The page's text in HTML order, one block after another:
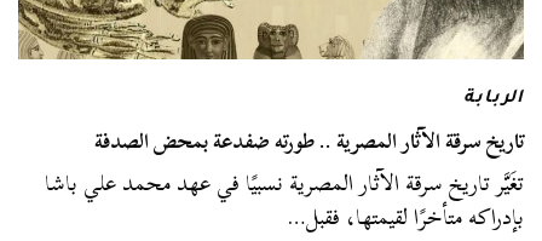
الربابة
تاريخ سرقة الآثار المصرية .. طورته ضفدعة بمحض الصدفة
تغَيَّر تاريخ سرقة الآثار المصرية نسبيًا في عهد محمد علي باشا
بإدراكه متأخرًا لقيمتها، فقبل…